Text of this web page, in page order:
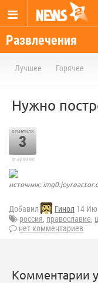
Развлечения
Лучшее Горячее
Нужно
отметили
3
в архиве
источник:
Добавил Гинол 14
россия, православие,
нет комментариев
Комментарии